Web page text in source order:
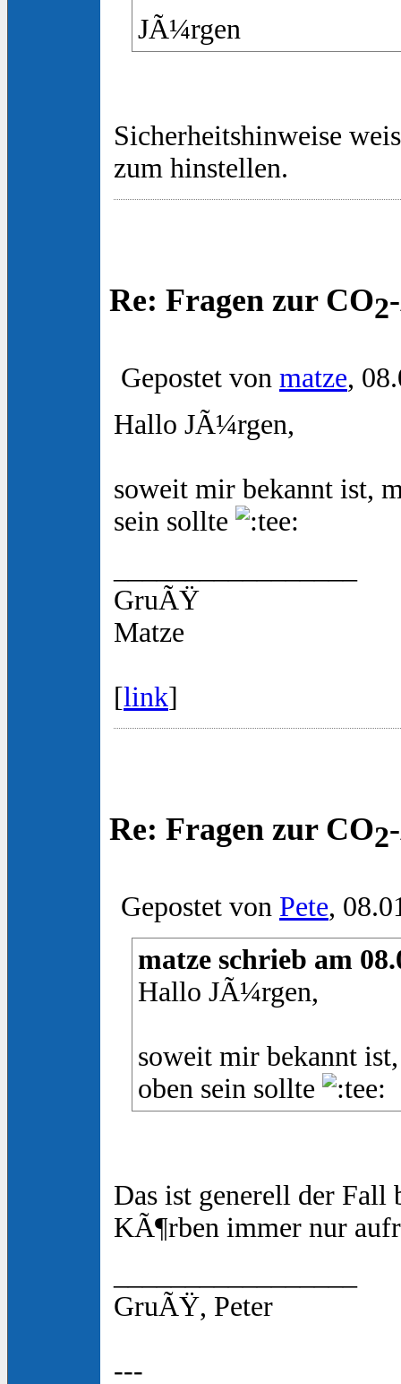
JÃ¼rgen
Sicherheitshinweise
zum hinstellen.
Re: Fragen zur CO2
Gepostet von matze,
Hallo JÃ¼rgen,
soweit mir bekannt ist,
sein sollte
GruÃŸ
Matze
[link]
Re: Fragen zur CO2
Gepostet von Pete,
matze schrieb am
Hallo JÃ¼rgen,
soweit mir bekannt
oben sein sollte
Das ist generell der Fall
KÃ¶rben immer nur
GruÃŸ, Peter
---